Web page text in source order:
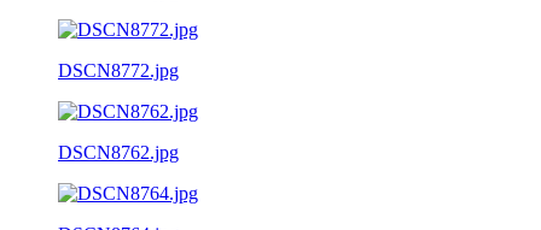
DSCN8772.jpg
DSCN8762.jpg